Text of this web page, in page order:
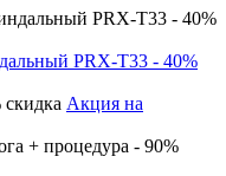
PRX-T33 - 40%
Акция на